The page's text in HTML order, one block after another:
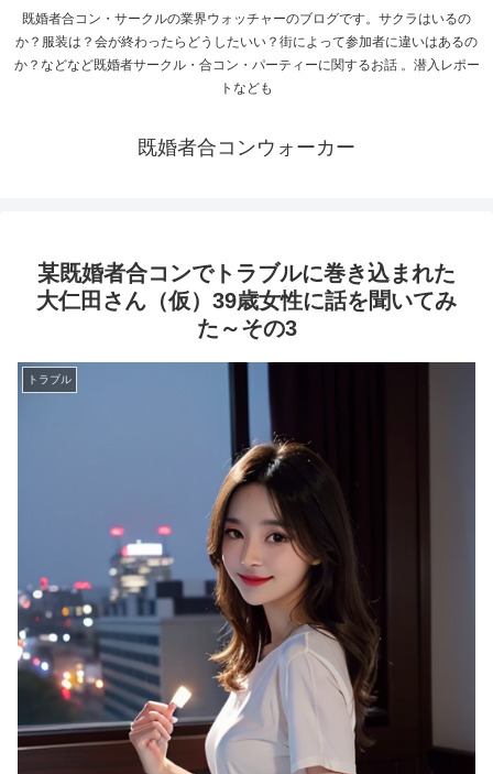
既婚者合コン・サークルの業界ウォッチャーのブログです。サクラはいるの
か？服装は？会が終わったらどうしたいい？街によって参加者に違いはあるの
か？などなど既婚者サークル・合コン・パーティーに関するお話 。潜入レポー
トなども
既婚者合コンウォーカー
某既婚者合コンでトラブルに巻き込まれた
大仁田さん（仮）39歳女性に話を聞いてみ
た～その3
トラブル